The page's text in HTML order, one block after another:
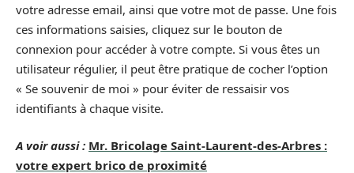
votre adresse email, ainsi que votre mot de passe. Une fois
ces informations saisies, cliquez sur le bouton de
connexion pour accéder à votre compte. Si vous êtes un
utilisateur régulier, il peut être pratique de cocher l’option
« Se souvenir de moi » pour éviter de ressaisir vos
identifiants à chaque visite.
A voir aussi : Mr. Bricolage Saint-Laurent-des-Arbres :
votre expert brico de proximité